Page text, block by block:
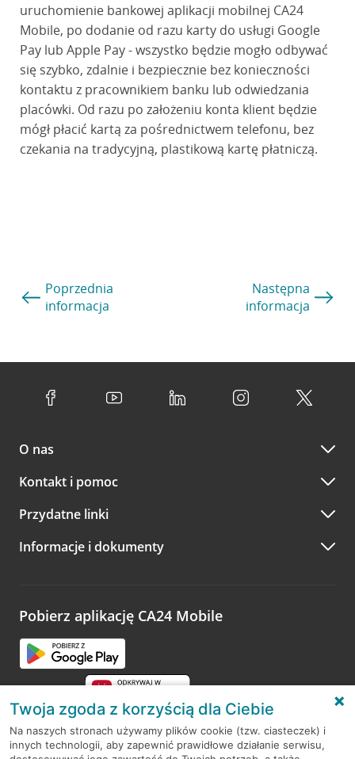
uruchomienie bankowej aplikacji mobilnej CA24
Mobile, po dodanie od razu karty do usługi Google
Pay lub Apple Pay - wszystko będzie mogło odbywać
się szybko, zdalnie i bezpiecznie bez konieczności
kontaktu z pracownikiem banku lub odwiedzania
placówki. Od razu po założeniu konta klient będzie
mógł płacić kartą za pośrednictwem telefonu, bez
czekania na tradycyjną, plastikową kartę płatniczą.
Poprzednia
informacja
Następna
informacja
O nas
Kontakt i pomoc
Przydatne linki
Informacje i dokumenty
Pobierz aplikację CA24 Mobile
RODO
Twoja zgoda z korzyścią dla Ciebie
Na naszych stronach używamy plików cookie (tzw. ciasteczek) i
innych technologii, aby zapewnić prawidłowe działanie serwisu,